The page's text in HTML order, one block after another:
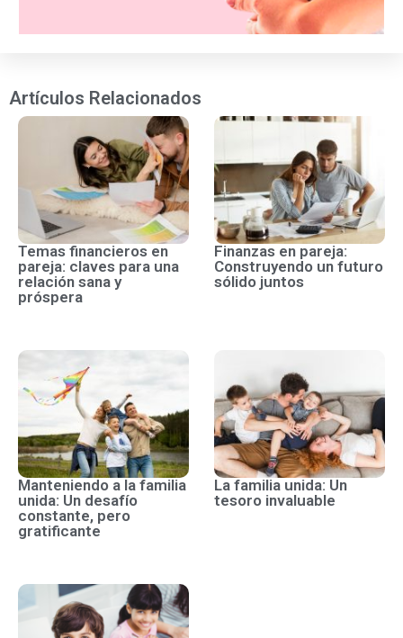
Artículos Relacionados
Temas financieros en
pareja: claves para una
relación sana y
próspera
Finanzas en pareja:
Construyendo un futuro
sólido juntos
Manteniendo a la familia
unida: Un desafío
constante, pero
gratificante
La familia unida: Un
tesoro invaluable